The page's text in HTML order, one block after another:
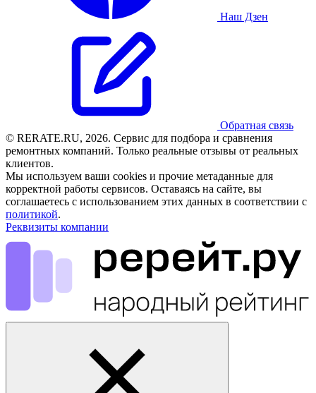
Наш Дзен
Обратная связь
© RERATE.RU, 2026. Сервис для подбора и сравнения
ремонтных компаний. Только реальные отзывы от реальных
клиентов.
Мы используем ваши cookies и прочие метаданные для
корректной работы сервисов. Оставаясь на сайте, вы
соглашаетесь с использованием этих данных в соответствии с
политикой.
Реквизиты компании